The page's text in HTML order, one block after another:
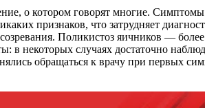
о котором говорят многие.
признаков, что затрудняет
Поликистоз яичников —
в некоторых случаях достаточно
обращаться к врачу при первых